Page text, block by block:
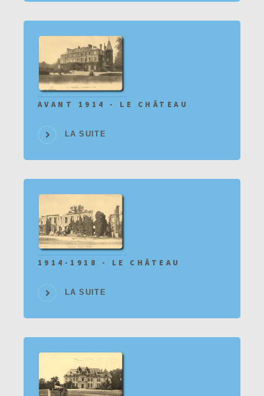
AVANT 1914 - LE CHÂTEAU
LA SUITE
1914-1918 - LE CHÂTEAU
LA SUITE